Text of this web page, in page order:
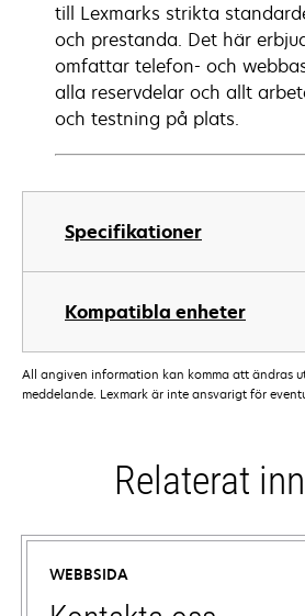
Specifikationer
Kompatibla enheter
till Lexmarks strikta
och prestanda. Det här
omfattar telefon- och
alla reservdelar och allt
och testning på plats.
All angiven information kan komma att ändras
meddelande. Lexmark är inte ansvarigt för
Relaterat
WEBBSIDA